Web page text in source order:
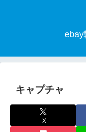
ebay
キャプチャ
X